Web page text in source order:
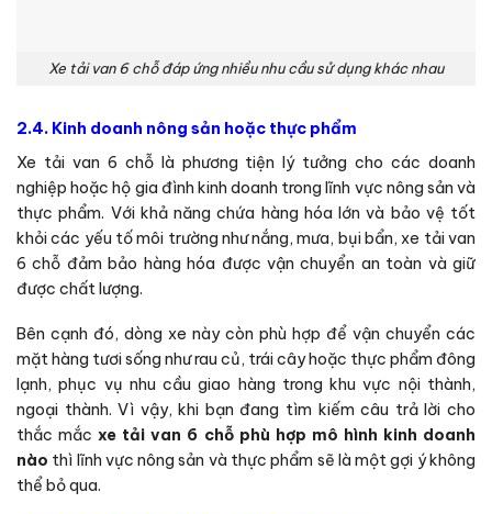
Xe tải van 6 chỗ đáp ứng nhiều nhu cầu sử dụng khác nhau
2.4. Kinh doanh nông sản hoặc thực phẩm
Xe tải van 6 chỗ là phương tiện lý tưởng cho các doanh
nghiệp hoặc hộ gia đình kinh doanh trong lĩnh vực nông sản và
thực phẩm. Với khả năng chứa hàng hóa lớn và bảo vệ tốt
khỏi các yếu tố môi trường như nắng, mưa, bụi bẩn, xe tải van
6 chỗ đảm bảo hàng hóa được vận chuyển an toàn và giữ
được chất lượng.
Bên cạnh đó, dòng xe này còn phù hợp để vận chuyển các
mặt hàng tươi sống như rau củ, trái cây hoặc thực phẩm đông
lạnh, phục vụ nhu cầu giao hàng trong khu vực nội thành,
ngoại thành. Vì vậy, khi bạn đang tìm kiếm câu trả lời cho
thắc mắcxe tải van 6 chỗ phù hợp mô hình kinh doanh
nào thì lĩnh vực nông sản và thực phẩm sẽ là một gợi ý không
thể bỏ qua.